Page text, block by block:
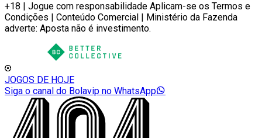
+18 | Jogue com responsabilidade Aplicam-se os Termos e
Condições | Conteúdo Comercial | Ministério da Fazenda
adverte: Aposta não é investimento.
JOGOS DE HOJE
Siga o canal do Bolavip no WhatsApp